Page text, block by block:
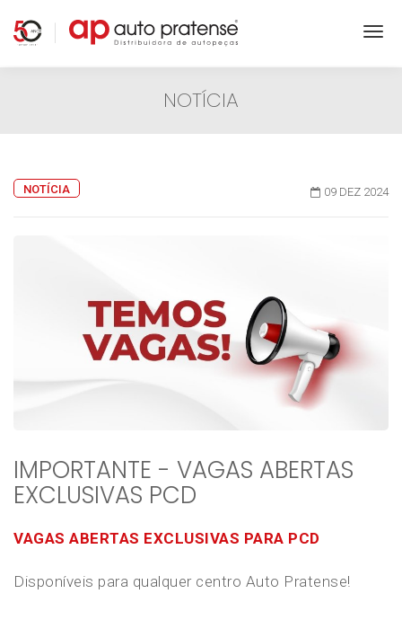
NOTÍCIA
NOTÍCIA 09 DEZ 2024
IMPORTANTE - VAGAS ABERTAS
EXCLUSIVAS PCD
VAGAS ABERTAS EXCLUSIVAS PARA PCD
Disponíveis para qualquer centro Auto Pratense!